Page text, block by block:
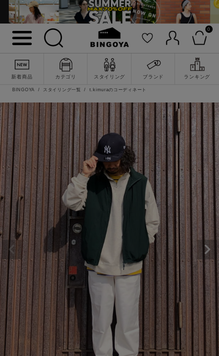
0
新着商品 カテゴリ スタイリング ブランド ランキング
詳細検索
BINGOYA スタイリング一覧 t.kimuraのコーディネート